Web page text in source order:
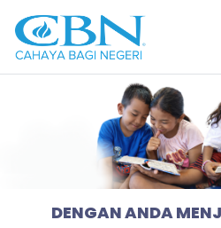
DENGAN ANDA